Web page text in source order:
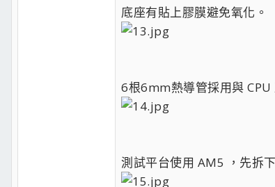
底座有貼上膠膜避免氧化。
6根6mm熱導管採用與 CPU
測試平台使用 AM5 ，先拆